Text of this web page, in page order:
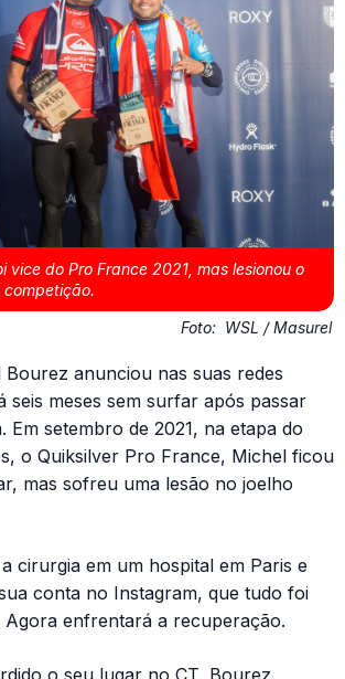
vice do Pro France 2021, mas lesionou o
Foto: WSL / Masurel
Bourez anunciou nas suas redes
seis meses sem surfar após passar
Em setembro de 2021, na etapa do
o Quiksilver Pro France, Michel ficou
mas sofreu uma lesão no joelho
cirurgia em um hospital em Paris e
conta no Instagram, que tudo foi
Agora enfrentará a recuperação.